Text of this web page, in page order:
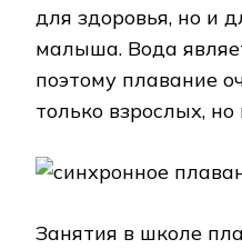
для здоровья, но и
малыша. Вода
поэтому плавание
только взрослых, но
Занятия в школе